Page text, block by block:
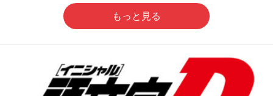
もっと見る